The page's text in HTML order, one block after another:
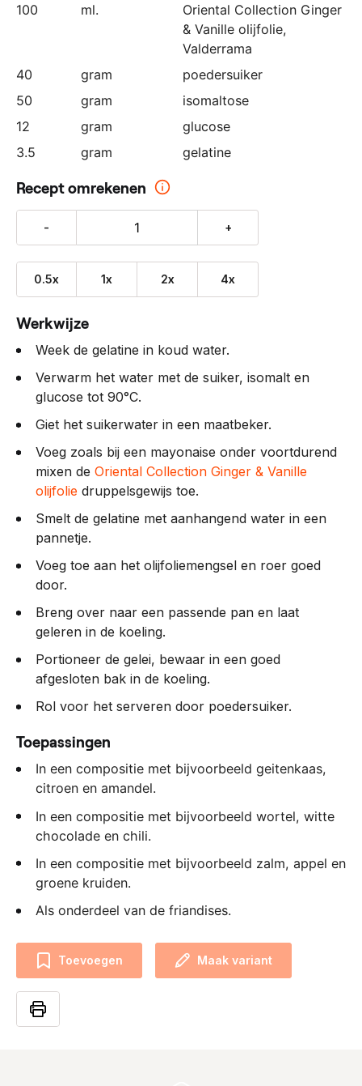
e
100
ml.
Oriental Collection Ginger
& Vanille olijfolie,
Valderrama
40
gram
poedersuiker
50
gram
isomaltose
12
gram
glucose
3.5
gram gelatine
Recept omrekenen
- +
0.5x 1x 2x 4x
Werkwijze
Week de gelatine in koud water.
Verwarm het water met de suiker, isomalt en
glucose tot 90°C.
Giet het suikerwater in een maatbeker.
Voeg zoals bij een mayonaise onder voortdurend
mixen de Oriental Collection Ginger & Vanille
olijfolie druppelsgewijs toe.
Smelt de gelatine met aanhangend water in een
pannetje.
Voeg toe aan het olijfoliemengsel en roer goed
door.
Breng over naar een passende pan en laat
geleren in de koeling.
Portioneer de gelei, bewaar in een goed
afgesloten bak in de koeling.
Rol voor het serveren door poedersuiker.
Toepassingen
In een compositie met bijvoorbeeld geitenkaas,
citroen en amandel.
In een compositie met bijvoorbeeld wortel, witte
chocolade en chili.
In een compositie met bijvoorbeeld zalm, appel en
groene kruiden.
Als onderdeel van de friandises.
Toevoegen Maak variant